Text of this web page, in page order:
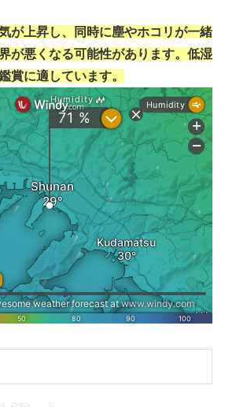
が上昇し、同時に塵やホコリが一緒
が悪くなる可能性があります。低湿
賞に適しています。